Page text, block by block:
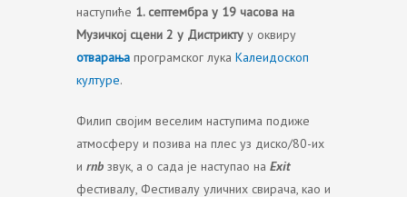
наступиће 1. септембра у 19 часова на
Музичкој сцени 2 у Дистрикту у оквиру
отварања програмског лука Калеидоскоп
културе.
Филип својим веселим наступима подиже
атмосферу и позива на плес уз диско/80-их
и rnb звук, а о сада је наступао на Exit
фестивалу, Фестивалу уличних свирача, као и